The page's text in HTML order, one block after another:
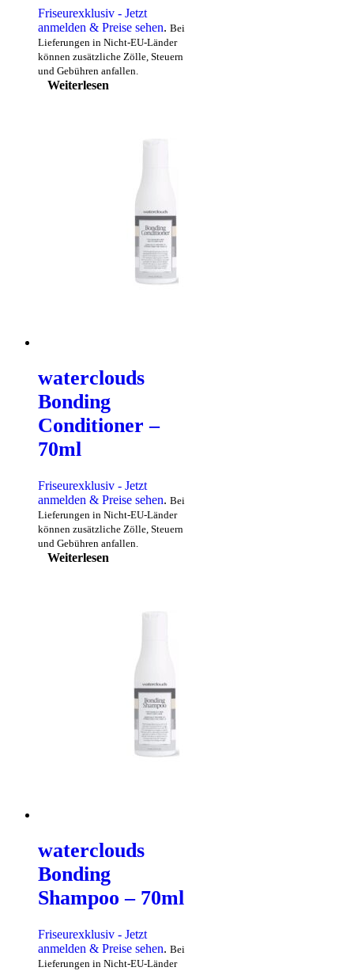
Friseurexklusiv - Jetzt
anmelden & Preise sehen. Bei
Lieferungen in Nicht-EU-Länder
können zusätzliche Zölle, Steuern
und Gebühren anfallen.
Weiterlesen
waterclouds
Bonding
Conditioner –
70ml
Friseurexklusiv - Jetzt
anmelden & Preise sehen. Bei
Lieferungen in Nicht-EU-Länder
können zusätzliche Zölle, Steuern
und Gebühren anfallen.
Weiterlesen
waterclouds
Bonding
Shampoo – 70ml
Friseurexklusiv - Jetzt
anmelden & Preise sehen. Bei
Lieferungen in Nicht-EU-Länder